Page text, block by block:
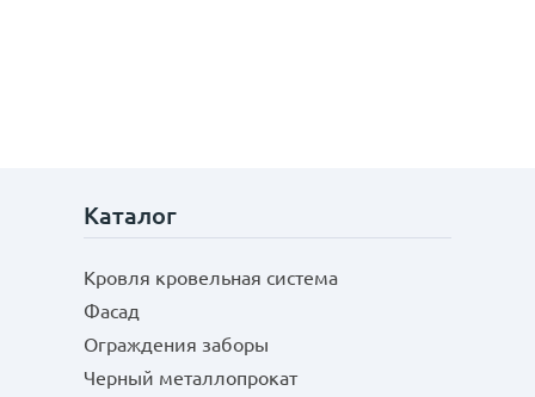
Каталог
Кровля кровельная система
Фасад
Ограждения заборы
Черный металлопрокат